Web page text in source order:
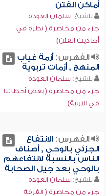
أماكن الفتن
للشيخ: سلمان العودة
جزء من محاضرة ( نظرة في
أحاديث الفتن)
الفهرس:أزمة غياب
المنهج , أزمات تربوية
للشيخ: سلمان العودة
جزء من محاضرة ( بعض أخطائنا
في التربية)
الفهرس:الانتفاع
الجزئي بالوحي , أصناف
الناس بالنسبة لانتفاعهم
بالوحي بعد جيل الصحابة
للشيخ: سلمان العودة
جزء من محاضرة ( الفرقة